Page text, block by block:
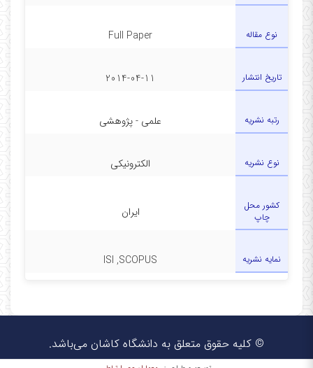
نوع مقاله Full Paper
تاریخ انتشار 2014-04-11
رتبه نشریه علمی - پژوهشی
نوع نشریه الکترونیکی
کشور محل
چاپ
ایران
نمایه نشریه ISI ,SCOPUS
© کلیه حقوق متعلق به دانشگاه کاشان می‌باشد.